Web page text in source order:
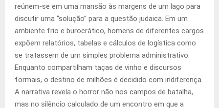
reúnem-se em uma mansão às margens de um lago para
discutir uma “solução” para a questão judaica. Em um
ambiente frio e burocrático, homens de diferentes cargos
expõem relatórios, tabelas e cálculos de logística como
se tratassem de um simples problema administrativo.
Enquanto compartilham taças de vinho e discursos
formais, o destino de milhões é decidido com indiferença.
A narrativa revela o horror não nos campos de batalha,
mas no silêncio calculado de um encontro em que a